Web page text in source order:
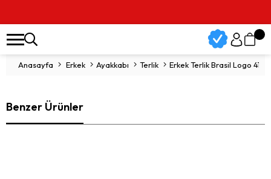
Anasayfa Erkek Ayakkabı Terlik Erkek Terlik Brasil Logo
Benzer Ürünler